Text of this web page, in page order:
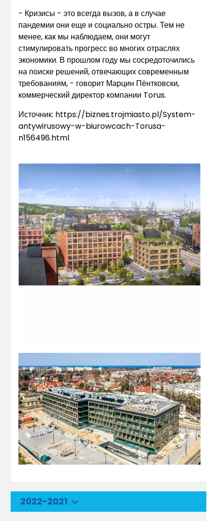
2022-2021
- Кризисы - это всегда вызов, а в случае
пандемии они еще и социально остры. Тем не
менее, как мы наблюдаем, они могут
стимулировать прогресс во многих отраслях
экономики. В прошлом году мы сосредоточились
на поиске решений, отвечающих современным
требованиям, - говорит Марцин Пёнтковски,
коммерческий директор компании Torus.
Источник: https://biznes.trojmiasto.pl/System-
antywirusowy-w-biurowcach-Torusa-
n156496.html